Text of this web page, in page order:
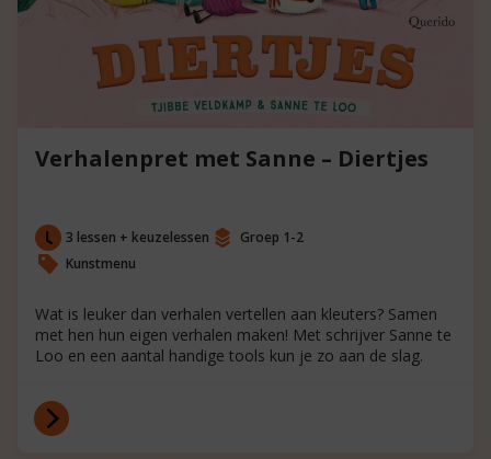
Verhalenpret met Sanne – Diertjes
3 lessen + keuzelessen
Groep 1-2
Kunstmenu
Wat is leuker dan verhalen vertellen aan kleuters? Samen
met hen hun eigen verhalen maken! Met schrijver Sanne te
Loo en een aantal handige tools kun je zo aan de slag.